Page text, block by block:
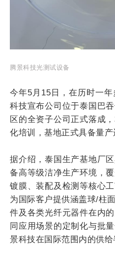
腾景科技光测试设备
今年5月15日，在历时一
科技宣布公司位于泰国巴
区的全资子公司正式落成
化培训，基地正式具备量产
据介绍，泰国生产基地厂
备高等级洁净生产环境，
镀膜、装配及检测等核心
为国际客户提供涵盖球/柱
件及各类光纤元器件在内
同应用场景的定制化与批
景科技在国际范围内的供给